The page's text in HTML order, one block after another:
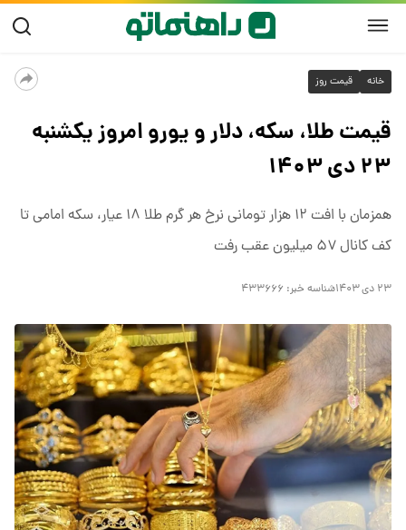
خانه قیمت روز
قیمت طلا، سکه، دلار و یورو امروز یکشنبه
۲۳ دی ۱۴۰۳
همزمان با افت ۱۲ هزار تومانی نرخ هر گرم طلا ۱۸ عیار، سکه امامی تا
کف کانال ۵۷ میلیون عقب رفت
۲۳ دی ۱۴۰۳ شناسه خبر: ۴۳۳۶۶۶